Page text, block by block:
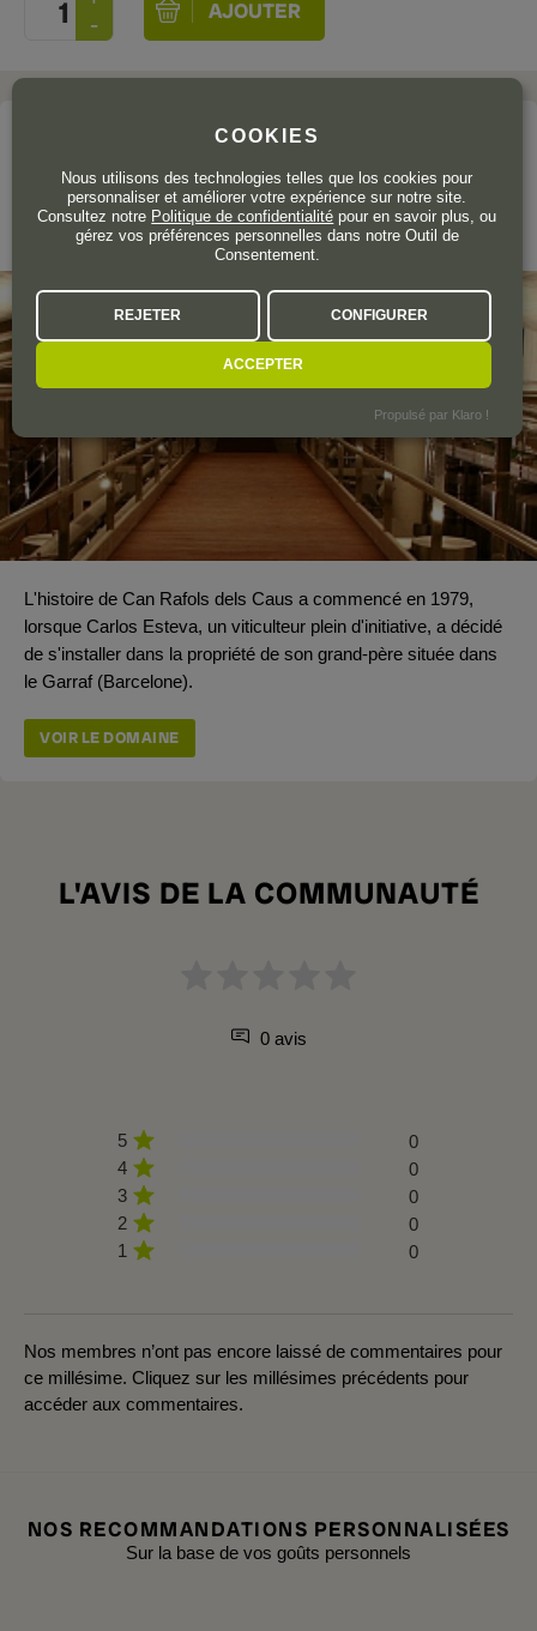
CAN RÀFOLS DELS CAUS
Cataluña
L'histoire de Can Rafols dels Caus a commencé en 1979,
lorsque Carlos Esteva, un viticulteur plein d'initiative, a décidé
de s'installer dans la propriété de son grand-père située dans
le Garraf (Barcelone).
VOIR LE DOMAINE
L'AVIS DE LA COMMUNAUTÉ
0 avis
5
0
4
0
3
0
2
0
1
0
Nos membres n’ont pas encore laissé de commentaires pour
ce millésime. Cliquez sur les millésimes précédents pour
accéder aux commentaires.
NOS RECOMMANDATIONS PERSONNALISÉES
Sur la base de vos goûts personnels
COOKIES
Nous utilisons des technologies telles que los cookies pour
personnaliser et améliorer votre expérience sur notre site.
Consultez notre Politique de confidentialité pour en savoir plus, ou
gérez vos préférences personnelles dans notre Outil de
Consentement.
REJETER CONFIGURER
ACCEPTER
Propulsé par Klaro !